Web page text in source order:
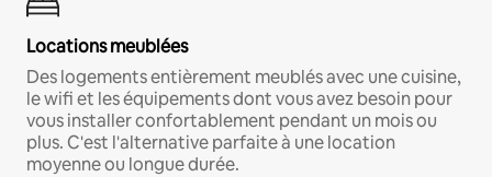
Locations meublées
Des logements entièrement meublés avec une cuisine,
le wifi et les équipements dont vous avez besoin pour
vous installer confortablement pendant un mois ou
plus. C'est l'alternative parfaite à une location
moyenne ou longue durée.